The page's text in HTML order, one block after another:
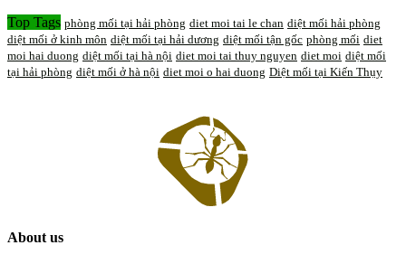
Top Tags phòng mối tại hải phòng diet moi tai le chan diệt mối hải phòng
diệt mối ở kinh môn diệt mối tại hải dương diệt mối tận gốc phòng mối diet
moi hai duong diệt mối tại hà nội diet moi tai thuy nguyen diet moi diệt mối
tại hải phòng diệt mối ở hà nội diet moi o hai duong Diệt mối tại Kiến Thụy
About us